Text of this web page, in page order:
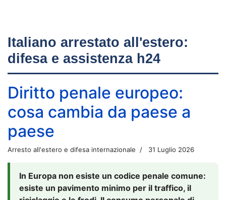
Italiano arrestato all'estero:
difesa e assistenza h24
Diritto penale europeo:
cosa cambia da paese a
paese
Arresto all'estero e difesa internazionale 31 Luglio 2026
In Europa non esiste un codice penale comune:
esiste un pavimento minimo per il traffico, il